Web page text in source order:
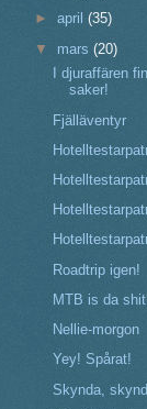
►april(35)
▼ mars(20)
I djuraffären
saker!
Fjälläventyr
Roadtrip igen!
MTB is da
Nellie-morgon
Yey! Spårat!
Skynda,